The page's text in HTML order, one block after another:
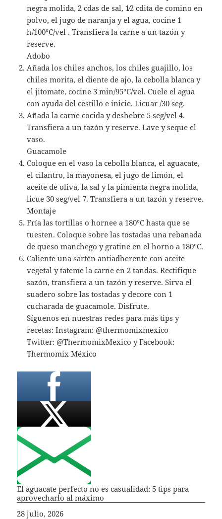
negra molida, 2 cdas de sal, 1⁄2 cdita de comino en
polvo, el jugo de naranja y el agua, cocine 1
h/100°C/vel . Transfiera la carne a un tazón y
reserve.
Adobo
Añada los chiles anchos, los chiles guajillo, los
chiles morita, el diente de ajo, la cebolla blanca y
el jitomate, cocine 3 min/95°C/vel. Cuele el agua
con ayuda del cestillo e inicie. Licuar /30 seg.
Añada la carne cocida y deshebre 5 seg/vel 4.
Transfiera a un tazón y reserve. Lave y seque el
vaso.
Guacamole
Coloque en el vaso la cebolla blanca, el aguacate,
el cilantro, la mayonesa, el jugo de limón, el
aceite de oliva, la sal y la pimienta negra molida,
licue 30 seg/vel 7. Transfiera a un tazón y reserve.
Montaje
Fría las tortillas o hornee a 180°C hasta que se
tuesten. Coloque sobre las tostadas una rebanada
de queso manchego y gratine en el horno a 180°C.
Caliente una sartén antiadherente con aceite
vegetal y tateme la carne en 2 tandas. Rectifique
sazón, transfiera a un tazón y reserve. Sirva el
suadero sobre las tostadas y decore con 1
cucharada de guacamole. Disfrute.
Síguenos en nuestras redes para más tips y
recetas: Instagram: @thermomixmexico
Twitter: @ThermomixMexico y Facebook:
Thermomix México
El aguacate perfecto no es casualidad: 5 tips para
aprovecharlo al máximo
Fecha
28 julio, 2026